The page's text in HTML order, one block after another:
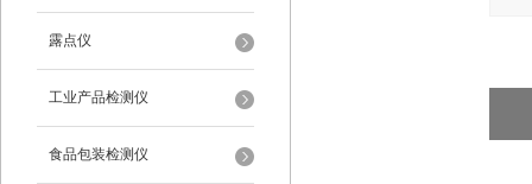
露点仪
工业产品检测仪
食品包装检测仪